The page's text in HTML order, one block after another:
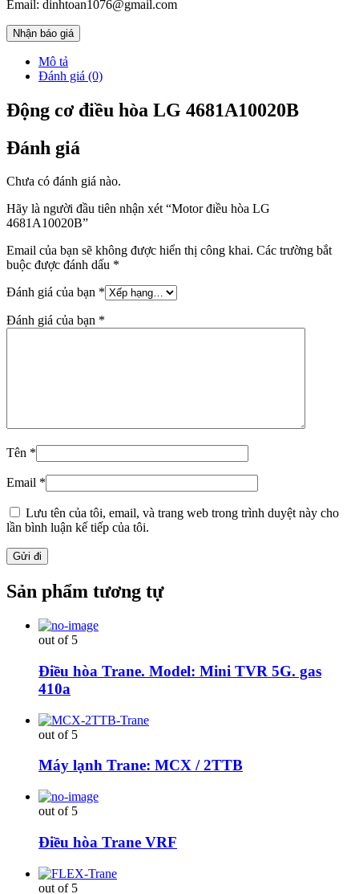
Email: dinhtoan1076@gmail.com
Nhận báo giá
Mô tả
Đánh giá (0)
Động cơ điều hòa LG 4681A10020B
Đánh giá
Chưa có đánh giá nào.
Hãy là người đầu tiên nhận xét “Motor điều hòa LG
4681A10020B”
Email của bạn sẽ không được hiển thị công khai. Các trường bắt
buộc được đánh dấu *
Đánh giá của bạn *
Đánh giá của bạn *
Tên *
Email *
Lưu tên của tôi, email, và trang web trong trình duyệt này cho
lần bình luận kế tiếp của tôi.
Sản phẩm tương tự
out of 5
Điều hòa Trane. Model: Mini TVR 5G. gas
410a
out of 5
Máy lạnh Trane: MCX / 2TTB
out of 5
Điều hòa Trane VRF
out of 5